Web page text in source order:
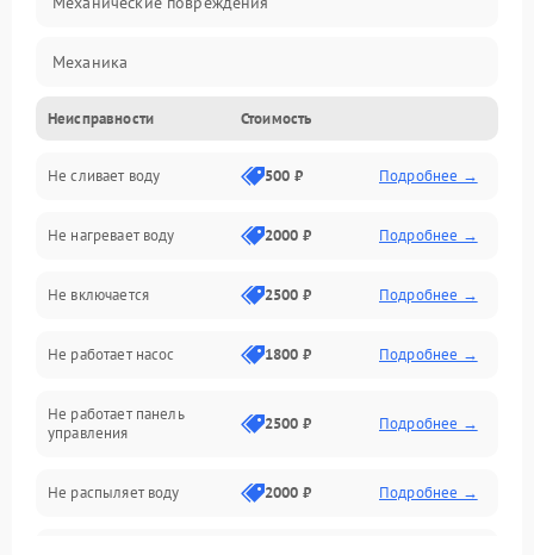
Механика
Управление
Электропитание
Датчики
Нагрев
Вода
Гигиена
Программное обеспечение
Неисправности Стоимость
Не сливает воду 500 ₽ Подробнее →
Не нагревает воду 2000 ₽ Подробнее →
Не включается 2500 ₽ Подробнее →
Не работает насос 1800 ₽ Подробнее →
Не работает панель
управления
2500 ₽ Подробнее →
Не распыляет воду 2000 ₽ Подробнее →